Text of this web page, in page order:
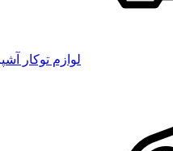
لوازم توکار